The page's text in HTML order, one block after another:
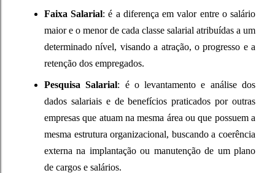
Faixa Salarial: é a diferença em valor entre o salário
maior e o menor de cada classe salarial atribuídas a um
determinado nível, visando a atração, o progresso e a
retenção dos empregados.
Pesquisa Salarial: é o levantamento e análise dos
dados salariais e de benefícios praticados por outras
empresas que atuam na mesma área ou que possuem a
mesma estrutura organizacional, buscando a coerência
externa na implantação ou manutenção de um plano
de cargos e salários.